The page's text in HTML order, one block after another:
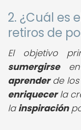
2. ¿Cuál es
retiros de
El objetivo
sumergirseen
aprenderde los
enriquecerla
la inspiración